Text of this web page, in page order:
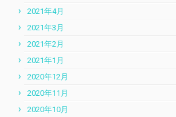
2021年4月
2021年3月
2021年2月
2021年1月
2020年12月
2020年11月
2020年10月